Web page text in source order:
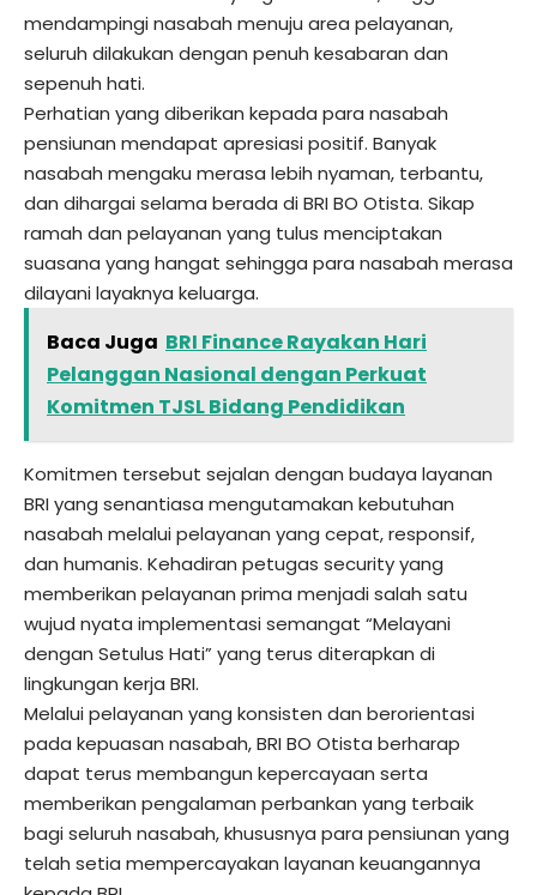
mendampingi nasabah menuju area pelayanan,
seluruh dilakukan dengan penuh kesabaran dan
sepenuh hati.
Perhatian yang diberikan kepada para nasabah
pensiunan mendapat apresiasi positif. Banyak
nasabah mengaku merasa lebih nyaman, terbantu,
dan dihargai selama berada di BRI BO Otista. Sikap
ramah dan pelayanan yang tulus menciptakan
suasana yang hangat sehingga para nasabah merasa
dilayani layaknya keluarga.
Baca Juga BRI Finance Rayakan Hari
Pelanggan Nasional dengan Perkuat
Komitmen TJSL Bidang Pendidikan
Komitmen tersebut sejalan dengan budaya layanan
BRI yang senantiasa mengutamakan kebutuhan
nasabah melalui pelayanan yang cepat, responsif,
dan humanis. Kehadiran petugas security yang
memberikan pelayanan prima menjadi salah satu
wujud nyata implementasi semangat “Melayani
dengan Setulus Hati” yang terus diterapkan di
lingkungan kerja BRI.
Melalui pelayanan yang konsisten dan berorientasi
pada kepuasan nasabah, BRI BO Otista berharap
dapat terus membangun kepercayaan serta
memberikan pengalaman perbankan yang terbaik
bagi seluruh nasabah, khususnya para pensiunan yang
telah setia mempercayakan layanan keuangannya